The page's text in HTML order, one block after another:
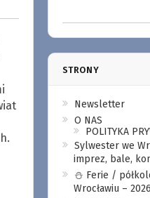
STRONY
Newsletter
O NAS
POLITYKA
Sylwester we
imprez, bale,
⛄️ Ferie /
Wrocławiu – 2026